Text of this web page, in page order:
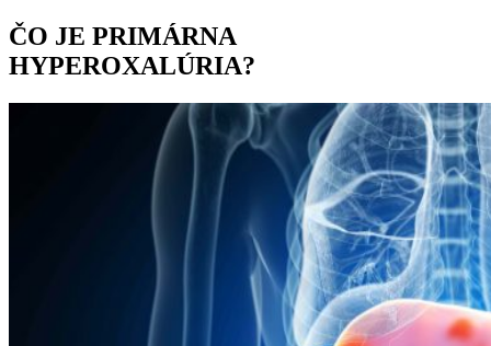
ČO JE PRIMÁRNA
HYPEROXALÚRIA?